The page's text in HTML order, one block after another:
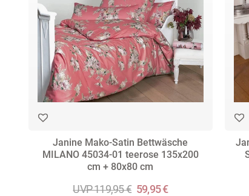
Janine Mako-Satin Bettwäsche
MILANO 45034-01 teerose 135x200
cm + 80x80 cm
UVP 119,95 € 59,95 €